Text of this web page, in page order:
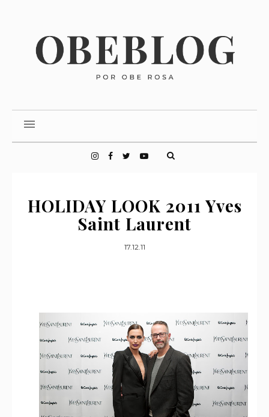
HOLIDAY LOOK 2011 Yves
Saint Laurent
17.12.11